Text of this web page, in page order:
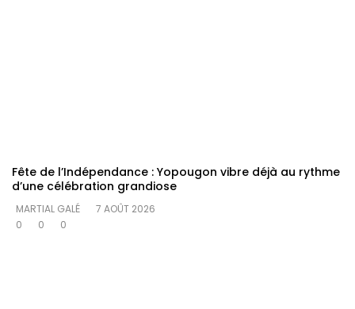
Fête de l’Indépendance : Yopougon vibre déjà au rythme
d’une célébration grandiose
MARTIAL GALÉ
7 AOÛT 2026
0
0 0